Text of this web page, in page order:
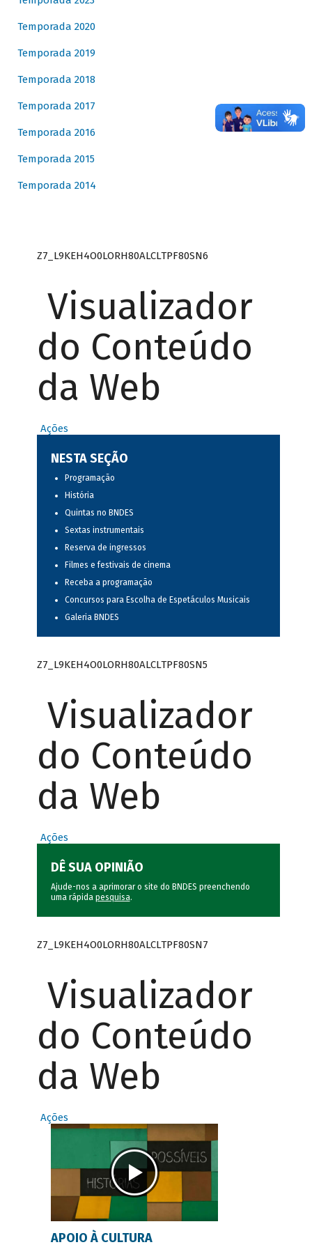
Temporada 2020
Temporada 2019
Temporada 2018
Temporada 2017
Temporada 2016
Temporada 2015
Temporada 2014
Z7_L9KEH4O0LORH80ALCLTPF80SN6
Visualizador
do Conteúdo
da Web
Ações
NESTA SEÇÃO
Programação
História
Quintas no BNDES
Sextas instrumentais
Reserva de ingressos
Filmes e festivais de cinema
Receba a programação
Concursos para Escolha de Espetáculos Musicais
Galeria BNDES
Z7_L9KEH4O0LORH80ALCLTPF80SN5
Visualizador
do Conteúdo
da Web
Ações
DÊ SUA OPINIÃO
Ajude-nos a aprimorar o site do BNDES preenchendo
uma rápida pesquisa.
Z7_L9KEH4O0LORH80ALCLTPF80SN7
Visualizador
do Conteúdo
da Web
Ações
APOIO À CULTURA